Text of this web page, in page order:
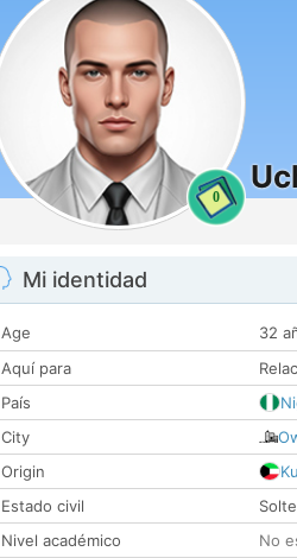
0
Mi identidad
Age
32
Aquí para
País
City
Origin
Estado civil
Nivel académico
No